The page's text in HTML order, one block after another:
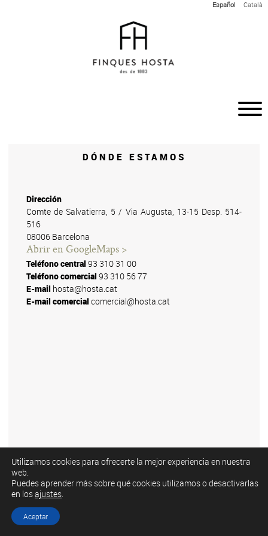
Español Català
ALQUILER Y COMPRA
NOTICIAS
ACCESO CLIENTES
CONTACTO
DÓNDE ESTAMOS
Dirección
Comte de Salvatierra, 5 / Via Augusta, 13-15 Desp. 514-
516
08006 Barcelona
Abrir en GoogleMaps >
Teléfono central 93 310 31 00
Teléfono comercial 93 310 56 77
E-mail hosta@hosta.cat
E-mail comercial comercial@hosta.cat
© 2026 Copyright Finques Hosta
Utilizamos cookies para ofrecerte la mejor experiencia en nuestra
web.
Puedes aprender más sobre qué cookies utilizamos o desactivarlas
en losajustes.
Aceptar